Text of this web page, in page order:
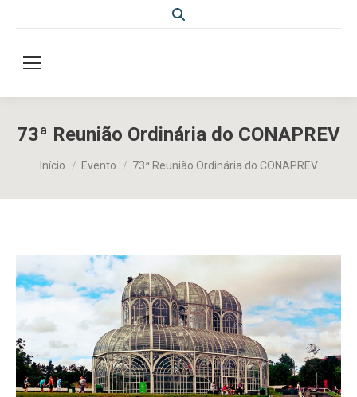
Search:
73ª Reunião Ordinária do CONAPREV
Início Evento 73ª Reunião Ordinária do CONAPREV